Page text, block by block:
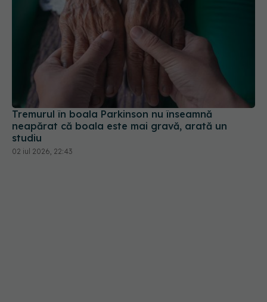
Tremurul în boala Parkinson nu înseamnă
neapărat că boala este mai gravă, arată un
studiu
02 iul 2026, 22:43